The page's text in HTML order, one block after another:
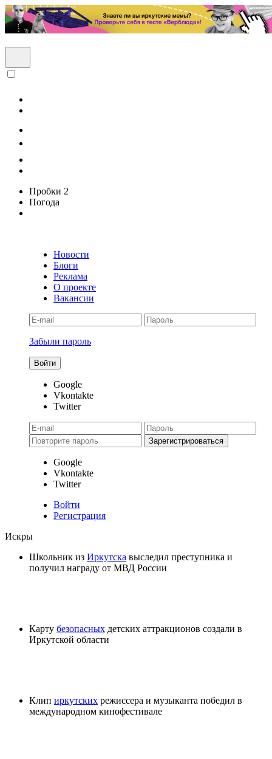
Пробки 2
Погода
Новости
Блоги
Реклама
О проекте
Вакансии
Забыли пароль
Google
Vkontakte
Twitter
Google
Vkontakte
Twitter
Войти
Регистрация
Искры
Школьник из Иркутска выследил преступника и
получил награду от МВД России
Карту безопасных детских аттракционов создали в
Иркутской области
Клип иркутских режиссера и музыканта победил в
международном кинофестивале